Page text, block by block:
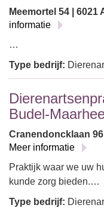
Meemortel 54 | 6021
informatie
…
Type bedrijf:
Budel-
Cranendoncklaan 96
Meer informatie
Praktijk waar we uw
kunde zorg bieden.…
Type bedrijf: